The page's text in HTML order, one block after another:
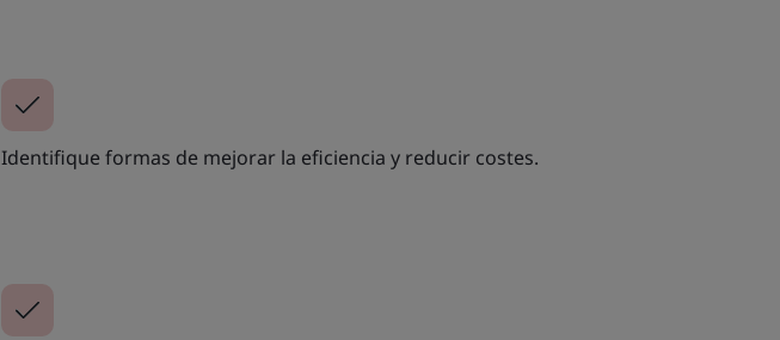
Identifique formas de mejorar la eficiencia y reducir costes.